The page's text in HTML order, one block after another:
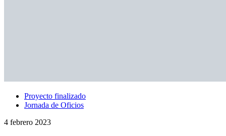
Proyecto finalizado
Jornada de Oficios
4 febrero 2023